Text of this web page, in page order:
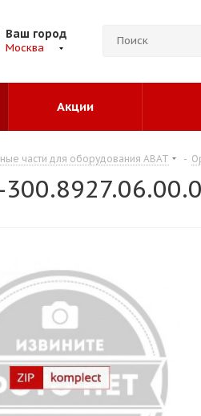
Ваш город
Москва
Акции
части для оборудования ABAT -